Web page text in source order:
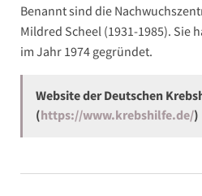
Benannt sind die
Mildred Scheel (1931-1985). Sie
im Jahr 1974 gegründet.
Website der Deutschen
(https://www.krebshilfe.de/)